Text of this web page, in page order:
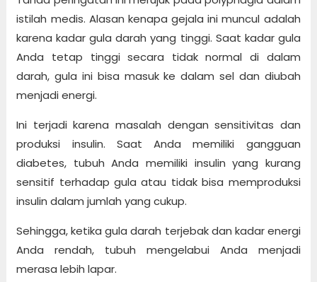
istilah medis. Alasan kenapa gejala ini muncul adalah
karena kadar gula darah yang tinggi. Saat kadar gula
Anda tetap tinggi secara tidak normal di dalam
darah, gula ini bisa masuk ke dalam sel dan diubah
menjadi energi.
Ini terjadi karena masalah dengan sensitivitas dan
produksi insulin. Saat Anda memiliki gangguan
diabetes, tubuh Anda memiliki insulin yang kurang
sensitif terhadap gula atau tidak bisa memproduksi
insulin dalam jumlah yang cukup.
Sehingga, ketika gula darah terjebak dan kadar energi
Anda rendah, tubuh mengelabui Anda menjadi
merasa lebih lapar.